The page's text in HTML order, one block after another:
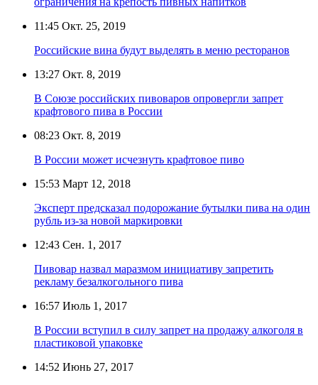
11:45 Окт. 25, 2019
Российские вина будут выделять в меню ресторанов
13:27 Окт. 8, 2019
В Союзе российских пивоваров опровергли запрет
крафтового пива в России
08:23 Окт. 8, 2019
В России может исчезнуть крафтовое пиво
15:53 Март 12, 2018
Эксперт предсказал подорожание бутылки пива на один
рубль из-за новой маркировки
12:43 Сен. 1, 2017
Пивовар назвал маразмом инициативу запретить
рекламу безалкогольного пива
16:57 Июль 1, 2017
В России вступил в силу запрет на продажу алкоголя в
пластиковой упаковке
14:52 Июнь 27, 2017